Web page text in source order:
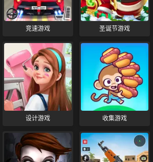
竞速游戏 圣诞节游戏
设计游戏 收集游戏